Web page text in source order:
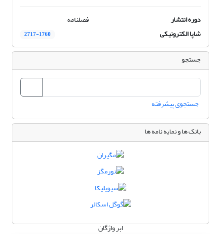
دوره انتشار
فصلنامه
شاپا الکترونیکی
2717-1760
جستجو
جستجوی پیشرفته
بانک ها و نمایه نامه ها
ابر واژگان